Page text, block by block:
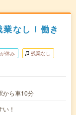
なし！働き
休み 残業なし
から車10分
！